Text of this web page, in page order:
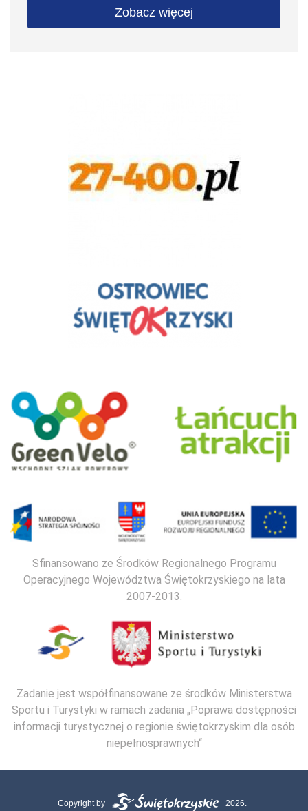
Zobacz więcej
Sfinansowano ze Środków Regionalnego Programu
Operacyjnego Województwa Świętokrzyskiego na lata
2007-2013.
Zadanie jest współfinansowane ze środków Ministerstwa
Sportu i Turystyki w ramach zadania „Poprawa dostępności
informacji turystycznej o regionie świętokrzyskim dla osób
niepełnosprawnych“
Copyright by 2026.